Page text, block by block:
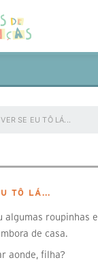
VER SE EU TÔ LÁ...
TÔ LÁ...
algumas roupinhas
de casa.
aonde, filha?